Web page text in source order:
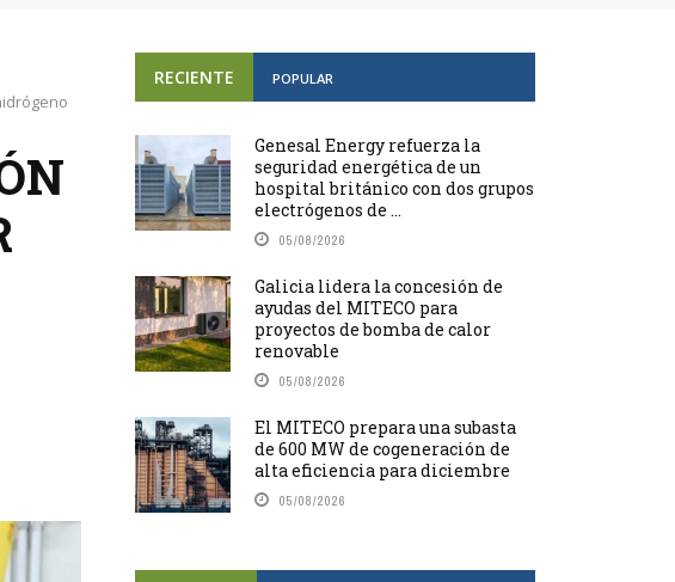
RECIENTE POPULAR
Genesal Energy refuerza la
seguridad energética de un
hospital británico con dos grupos
electrógenos de ...
05/08/2026
Galicia lidera la concesión de
ayudas del MITECO para
proyectos de bomba de calor
renovable
05/08/2026
El MITECO prepara una subasta
de 600 MW de cogeneración de
alta eficiencia para diciembre
05/08/2026